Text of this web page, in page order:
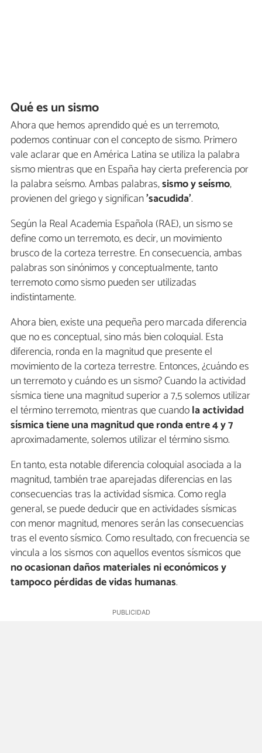
Qué es un sismo
Ahora que hemos aprendido qué es un terremoto,
podemos continuar con el concepto de sismo. Primero
vale aclarar que en América Latina se utiliza la palabra
sismo mientras que en España hay cierta preferencia por
la palabra seísmo. Ambas palabras,sismo y seísmo,
provienen del griego y significan'sacudida'.
Según la Real Academia Española (RAE), un sismo se
define como un terremoto, es decir, un movimiento
brusco de la corteza terrestre. En consecuencia, ambas
palabras son sinónimos y conceptualmente, tanto
terremoto como sismo pueden ser utilizadas
indistintamente.
Ahora bien, existe una pequeña pero marcada diferencia
que no es conceptual, sino más bien coloquial. Esta
diferencia, ronda en la magnitud que presente el
movimiento de la corteza terrestre. Entonces, ¿cuándo es
un terremoto y cuándo es un sismo? Cuando la actividad
sísmica tiene una magnitud superior a 7,5 solemos utilizar
el término terremoto, mientras que cuandola actividad
sísmica tiene una magnitud que ronda entre 4 y 7
aproximadamente, solemos utilizar el término sismo.
En tanto, esta notable diferencia coloquial asociada a la
magnitud, también trae aparejadas diferencias en las
consecuencias tras la actividad sísmica. Como regla
general, se puede deducir que en actividades sísmicas
con menor magnitud, menores serán las consecuencias
tras el evento sísmico. Como resultado, con frecuencia se
vincula a los sismos con aquellos eventos sísmicos que
no ocasionan daños materiales ni económicos y
tampoco pérdidas de vidas humanas.